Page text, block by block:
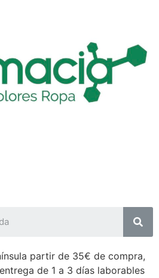
partir de 35€ de compra,
de 1 a 3 días laborables